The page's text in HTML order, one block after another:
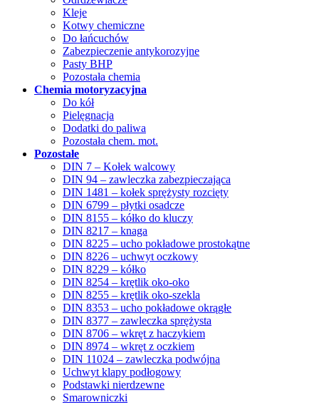
Kleje
Kotwy chemiczne
Do łańcuchów
Zabezpieczenie antykorozyjne
Pasty BHP
Pozostała chemia
Chemia motoryzacyjna
Do kół
Pielęgnacja
Dodatki do paliwa
Pozostała chem. mot.
Pozostałe
DIN 7 – Kołek walcowy
DIN 94 – zawleczka zabezpieczająca
DIN 1481 – kołek sprężysty rozcięty
DIN 6799 – płytki osadcze
DIN 8155 – kółko do kluczy
DIN 8217 – knaga
DIN 8225 – ucho pokładowe prostokątne
DIN 8226 – uchwyt oczkowy
DIN 8229 – kółko
DIN 8254 – krętlik oko-oko
DIN 8255 – krętlik oko-szekla
DIN 8353 – ucho pokładowe okrągłe
DIN 8377 – zawleczka sprężysta
DIN 8706 – wkręt z haczykiem
DIN 8974 – wkręt z oczkiem
DIN 11024 – zawleczka podwójna
Uchwyt klapy podłogowy
Podstawki nierdzewne
Smarowniczki